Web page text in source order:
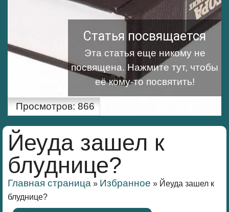
Статья посвящается
Эта статья еще никому не
посвящена. Нажмите тут, чтобы
её кому-то посвятить!
Просмотров: 866
Йеуда зашел к
блуднице?
Главная страница » Избранное » Йеуда зашел к
блуднице?